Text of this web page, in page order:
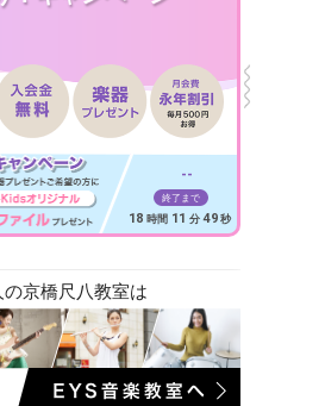
--
終了まで
18 時間 11 分 47 秒
の京橋尺八教室は